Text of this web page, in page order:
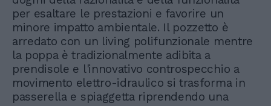
per esaltare le prestazioni e favorire un
minore impatto ambientale. Il pozzetto è
arredato con un living polifunzionale mentre
la poppa è tradizionalmente adibita a
prendisole e l'innovativo controspecchio a
movimento elettro-idraulico si trasforma in
passerella e spiaggetta riprendendo una